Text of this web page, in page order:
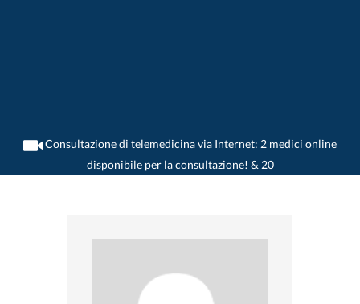
Consultazione di telemedicina via Internet: 2 medici online
disponibile per la consultazione! & 20
>Medico generico>La Chaux-de-Fonds>Dr. Irma Felber>Appuntamento con Dr.